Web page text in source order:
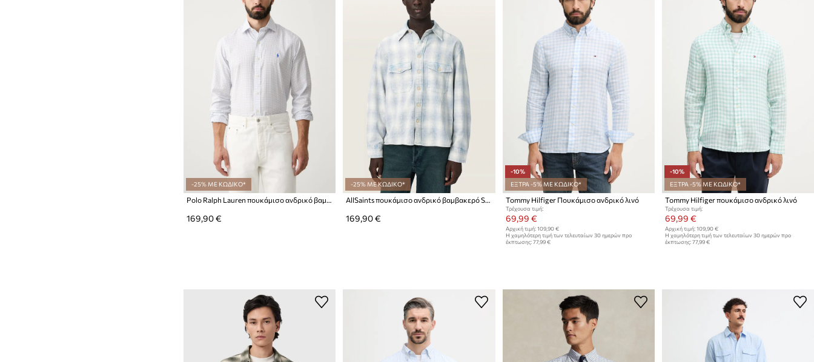
-25% ΜΕ ΚΩΔΙΚΟ*
Polo Ralph Lauren πουκάμισο ανδρικό βαμβακερό
169,90 €
-25% ΜΕ ΚΩΔΙΚΟ*
AllSaints πουκάμισο ανδρικό βαμβακερό SANTOS
169,90 €
-10%
ΕΞΤΡΑ -5% ΜΕ ΚΩΔΙΚΟ*
Tommy Hilfiger Πουκάμισο ανδρικό λινό
Τρέχουσα τιμή:
69,99 €
Αρχική τιμή: 109,90 €
Η χαμηλότερη τιμή των τελευταίων 30 ημερών προ
έκπτωσης: 77,99 €
-10%
ΕΞΤΡΑ -5% ΜΕ ΚΩΔΙΚΟ*
Tommy Hilfiger πουκάμισο ανδρικό λινό
Τρέχουσα τιμή:
69,99 €
Αρχική τιμή: 109,90 €
Η χαμηλότερη τιμή των τελευταίων 30 ημερών προ
έκπτωσης: 77,99 €